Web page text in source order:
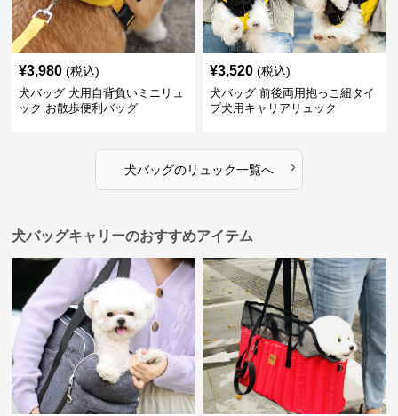
¥3,980 (税込)
犬バッグ 犬用自背負いミニリュ
ック お散歩便利バッグ
¥3,520 (税込)
犬バッグ 前後両用抱っこ紐タイ
プ犬用キャリアリュック
犬バッグのリュック一覧へ ›
犬バッグキャリーのおすすめアイテム